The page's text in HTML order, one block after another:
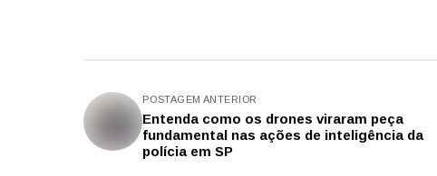
POSTAGEM ANTERIOR
Entenda como os drones viraram peça
fundamental nas ações de inteligência da
polícia em SP